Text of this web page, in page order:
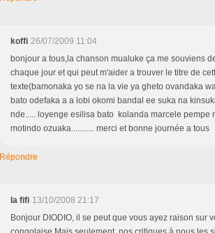
koffi 26/07/2009 11:04
bonjour a tous,la chanson mualuke ça me souviens
chaque jour et qui peut m'aider a trouver le titre de
texte(bamonaka yo se na la vie ya gheto ovandaka
bato odefaka a a lobi okomi bandal ee suka na
nde..... loyenge esilisa bato kolanda marcele pempe
motindo ozuaka........... merci et bonne journée a tous
Répondre
la fifi 13/10/2008 21:17
Bonjour DIODIO, il se peut que vous ayez raison sur